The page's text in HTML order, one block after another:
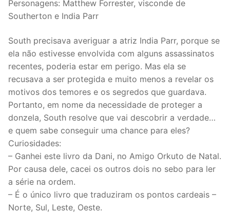
Personagens: Matthew Forrester, visconde de
Southerton e India Parr
South precisava averiguar a atriz India Parr, porque se
ela não estivesse envolvida com alguns assassinatos
recentes, poderia estar em perigo. Mas ela se
recusava a ser protegida e muito menos a revelar os
motivos dos temores e os segredos que guardava.
Portanto, em nome da necessidade de proteger a
donzela, South resolve que vai descobrir a verdade…
e quem sabe conseguir uma chance para eles?
Curiosidades:
– Ganhei este livro da Dani, no Amigo Orkuto de Natal.
Por causa dele, cacei os outros dois no sebo para ler
a série na ordem.
– É o único livro que traduziram os pontos cardeais –
Norte, Sul, Leste, Oeste.